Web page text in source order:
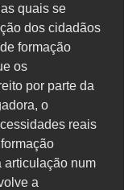
quais se
dos cidadãos
formação
os
por parte da
o
reais
articulação num
a